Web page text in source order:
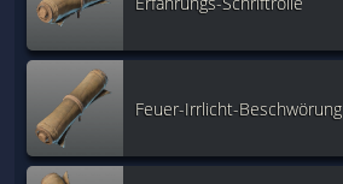
Feuer-Irrlicht-Beschwörung